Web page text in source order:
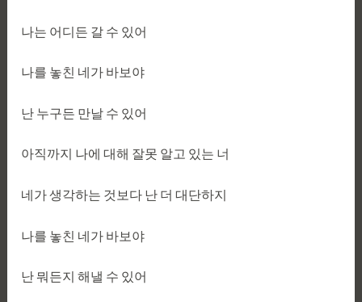
나는 어디든 갈 수 있어
나를 놓친 네가 바보야
난 누구든 만날 수 있어
아직까지 나에 대해 잘못 알고 있는 너
네가 생각하는 것보다 난 더 대단하지
나를 놓친 네가 바보야
난 뭐든지 해낼 수 있어